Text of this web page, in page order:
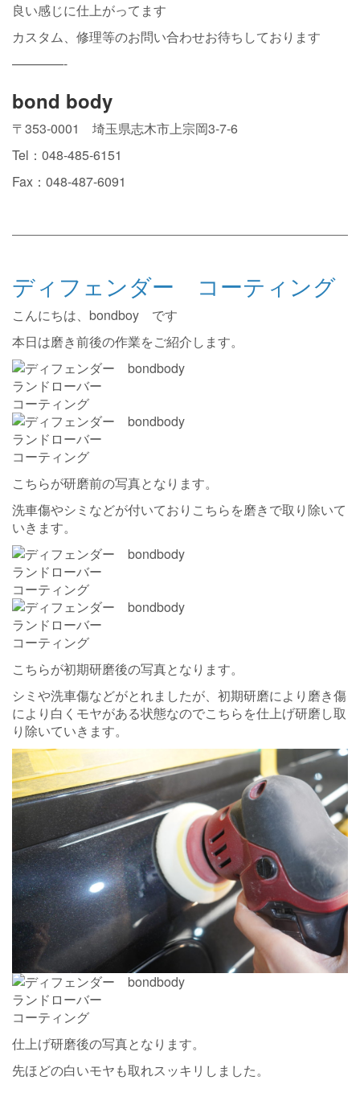
良い感じに仕上がってます
カスタム、修理等のお問い合わせお待ちしております
————-
bond body
〒353-0001 埼玉県志木市上宗岡3-7-6
Tel：048-485-6151
Fax：048-487-6091
ディフェンダー コーティング
こんにちは、bondboy です
本日は磨き前後の作業をご紹介します。
こちらが研磨前の写真となります。
洗車傷やシミなどが付いておりこちらを磨きで取り除いて
いきます。
こちらが初期研磨後の写真となります。
シミや洗車傷などがとれましたが、初期研磨により磨き傷
により白くモヤがある状態なのでこちらを仕上げ研磨し取
り除いていきます。
仕上げ研磨後の写真となります。
先ほどの白いモヤも取れスッキリしました。